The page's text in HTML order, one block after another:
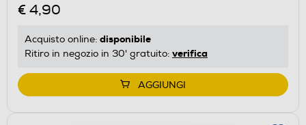
€ 4,90
Acquisto online: disponibile
Ritiro in negozio in 30' gratuito: verifica
AGGIUNGI